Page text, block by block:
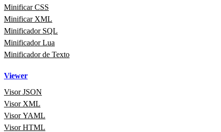
Minificar CSS
Minificar XML
Minificador SQL
Minificador Lua
Minificador de Texto
Viewer
Visor JSON
Visor XML
Visor YAML
Visor HTML